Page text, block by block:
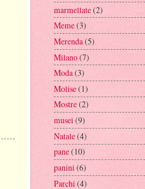
marmellate(2)
Meme(3)
Merenda(5)
Milano(7)
Moda(3)
Molise(1)
Mostre(2)
musei(9)
Natale(4)
pane(10)
panini(6)
Parchi (4)